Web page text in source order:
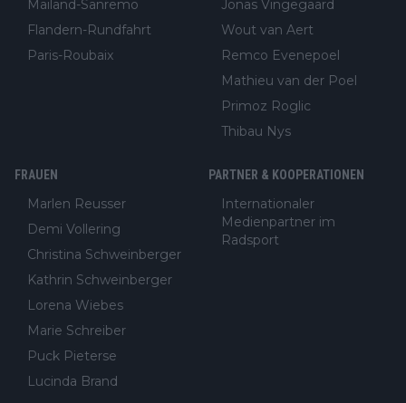
Mailand-Sanremo
Flandern-Rundfahrt
Paris-Roubaix
Jonas Vingegaard
Wout van Aert
Remco Evenepoel
Mathieu van der Poel
Primoz Roglic
Thibau Nys
FRAUEN
Marlen Reusser
Demi Vollering
Christina Schweinberger
Kathrin Schweinberger
Lorena Wiebes
Marie Schreiber
Puck Pieterse
Lucinda Brand
PARTNER & KOOPERATIONEN
Internationaler
Medienpartner im
Radsport